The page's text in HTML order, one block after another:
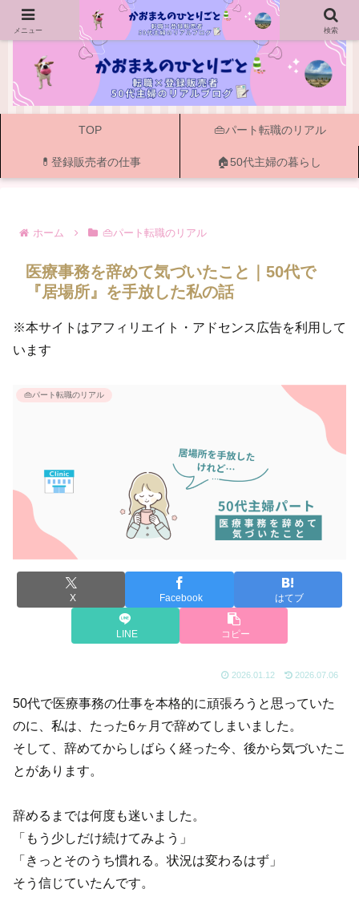
ー 50代主婦の転職・資格・登録販売者と書く暮らし ー
TOP 👜パート転職のリアル
💊登録販売者の仕事 🏠50代主婦の暮らし
ホーム 👜パート転職のリアル
医療事務を辞めて気づいたこと｜50代で
『居場所』を手放した私の話
※本サイトはアフィリエイト・アドセンス広告を利用して
います
👜パート転職のリアル
X Facebook はてブ
LINE コピー
2026.01.12 2026.07.06
50代で医療事務の仕事を本格的に頑張ろうと思っていた
のに、私は、たった6ヶ月で辞めてしまいました。
そして、辞めてからしばらく経った今、後から気づいたこ
とがあります。
辞めるまでは何度も迷いました。
「もう少しだけ続けてみよう」
「きっとそのうち慣れる。状況は変わるはず」
そう信じていたんです。
メニュー 検索